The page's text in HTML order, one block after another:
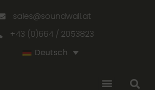
sales@soundwall.at
+43 (0)664 / 2053823
Deutsch